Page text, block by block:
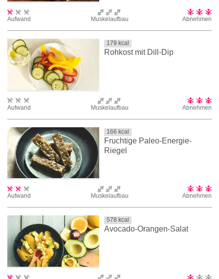
Aufwand Muskelaufbau Abnehmen
179 kcal
Rohkost mit Dill-Dip
Aufwand Muskelaufbau Abnehmen
166 kcal
Fruchtige Paleo-Energie-
Riegel
Aufwand Muskelaufbau Abnehmen
578 kcal
Avocado-Orangen-Salat